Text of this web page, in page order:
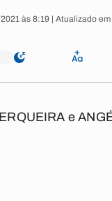
às 8:19 | Atualizado
e